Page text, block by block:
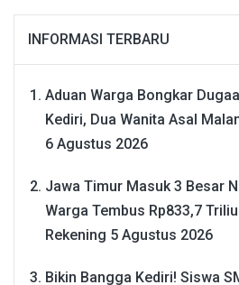
INFORMASI TERBARU
Aduan Warga Bongkar
Kediri, Dua Wanita Asal
6 Agustus 2026
Jawa Timur Masuk 3 Besar
Warga Tembus Rp833,7
Rekening 5 Agustus 2026
Bikin Bangga Kediri! Siswa